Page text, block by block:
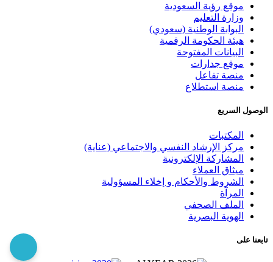
موقع رؤية السعودية
وزارة التعليم
البوابة الوطنية (سعودي)
هيئة الحكومة الرقمية
البيانات المفتوحة
موقع جدارات
منصة تفاعل
منصة استطلاع
الوصول السريع
المكتبات
مركز الإرشاد النفسي والاجتماعي (عناية)
المشاركة الإلكترونية
ميثاق العملاء
الشروط والأحكام و إخلاء المسؤولية
المرآة
الملف الصحفي
الهوية البصرية
تابعنا على